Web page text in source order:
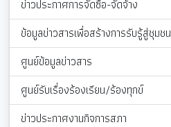
ข่าวประกาศการจัดซื้อ-จัดจ้าง
ข้อมูลข่าวสารเพื่อสร้างการรับรู้สู่ชุมชน
ศูนย์ข้อมูลข่าวสาร
ศูนย์รับเรื่องร้องเรียน/ร้องทุกข์
ข่าวประกาศงานกิจการสภา